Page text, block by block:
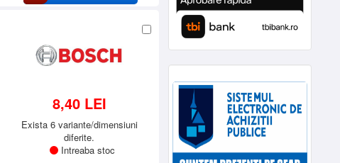
8,40 LEI
Exista 6 variante/dimensiuni
diferite.
Intreaba stoc